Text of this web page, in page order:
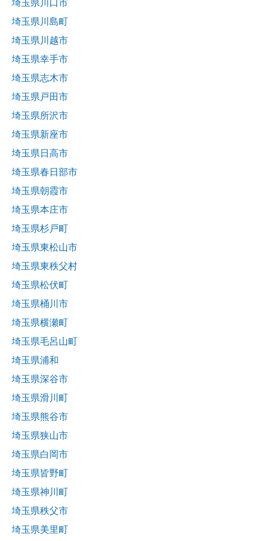
埼玉県川口市
埼玉県川島町
埼玉県川越市
埼玉県幸手市
埼玉県志木市
埼玉県戸田市
埼玉県所沢市
埼玉県新座市
埼玉県日高市
埼玉県春日部市
埼玉県朝霞市
埼玉県本庄市
埼玉県杉戸町
埼玉県東松山市
埼玉県東秩父村
埼玉県松伏町
埼玉県桶川市
埼玉県横瀬町
埼玉県毛呂山町
埼玉県浦和
埼玉県深谷市
埼玉県滑川町
埼玉県熊谷市
埼玉県狭山市
埼玉県白岡市
埼玉県皆野町
埼玉県神川町
埼玉県秩父市
埼玉県美里町